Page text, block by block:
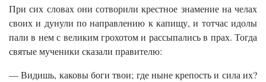
При сих словах они сотворили крестное знамение на челах
своих и дунули по направлению к капищу, и тотчас идолы
пали в нем с великим грохотом и рассыпались в прах. Тогда
святые мученики сказали правителю:
— Видишь, каковы боги твои; где ныне крепость и сила их?